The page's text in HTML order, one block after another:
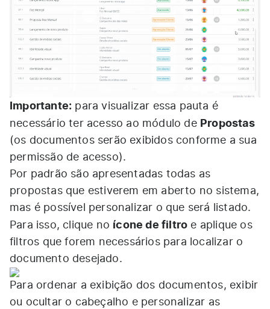
Importante: para visualizar essa pauta é
necessário ter acesso ao módulo de Propostas
(os documentos serão exibidos conforme a sua
permissão de acesso).
Por padrão são apresentadas todas as
propostas que estiverem em aberto no sistema,
mas é possível personalizar o que será listado.
Para isso, clique no ícone de filtro e aplique os
filtros que forem necessários para localizar o
documento desejado.
Para ordenar a exibição dos documentos, exibir
ou ocultar o cabeçalho e personalizar as